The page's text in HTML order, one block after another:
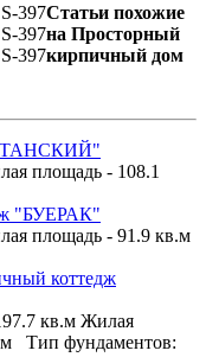
Статьи похожие
на Просторный
кирпичный дом
площадь - 108.1
"БУЕРАК"
площадь - 91.9 кв.м
коттедж
кв.м Жилая
Тип фундаментов: